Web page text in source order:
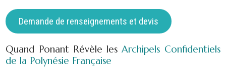
Demande de renseignements et devis
Quand Ponant Révèle lesArchipels Confidentiels
de la Polynésie Française